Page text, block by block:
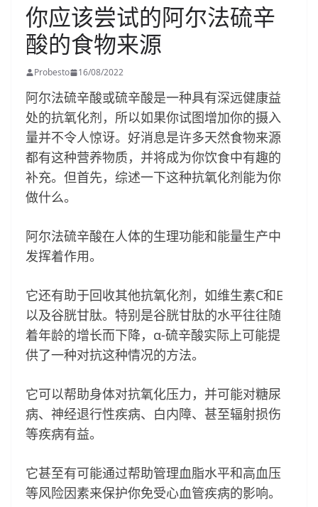
你应该尝试的阿尔法硫辛
酸的食物来源
Probesto 16/08/2022
阿尔法硫辛酸或硫辛酸是一种具有深远健康益
处的抗氧化剂，所以如果你试图增加你的摄入
量并不令人惊讶。好消息是许多天然食物来源
都有这种营养物质，并将成为你饮食中有趣的
补充。但首先，综述一下这种抗氧化剂能为你
做什么。
阿尔法硫辛酸在人体的生理功能和能量生产中
发挥着作用。
它还有助于回收其他抗氧化剂，如维生素C和E
以及谷胱甘肽。特别是谷胱甘肽的水平往往随
着年龄的增长而下降，α-硫辛酸实际上可能提
供了一种对抗这种情况的方法。
它可以帮助身体对抗氧化压力，并可能对糖尿
病、神经退行性疾病、白内障、甚至辐射损伤
等疾病有益。
它甚至有可能通过帮助管理血脂水平和高血压
等风险因素来保护你免受心血管疾病的影响。